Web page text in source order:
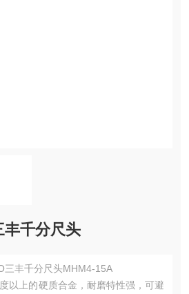
丰千分尺头
三丰千分尺头MHM4-15A
以上的硬质合金，耐磨特性强，可避